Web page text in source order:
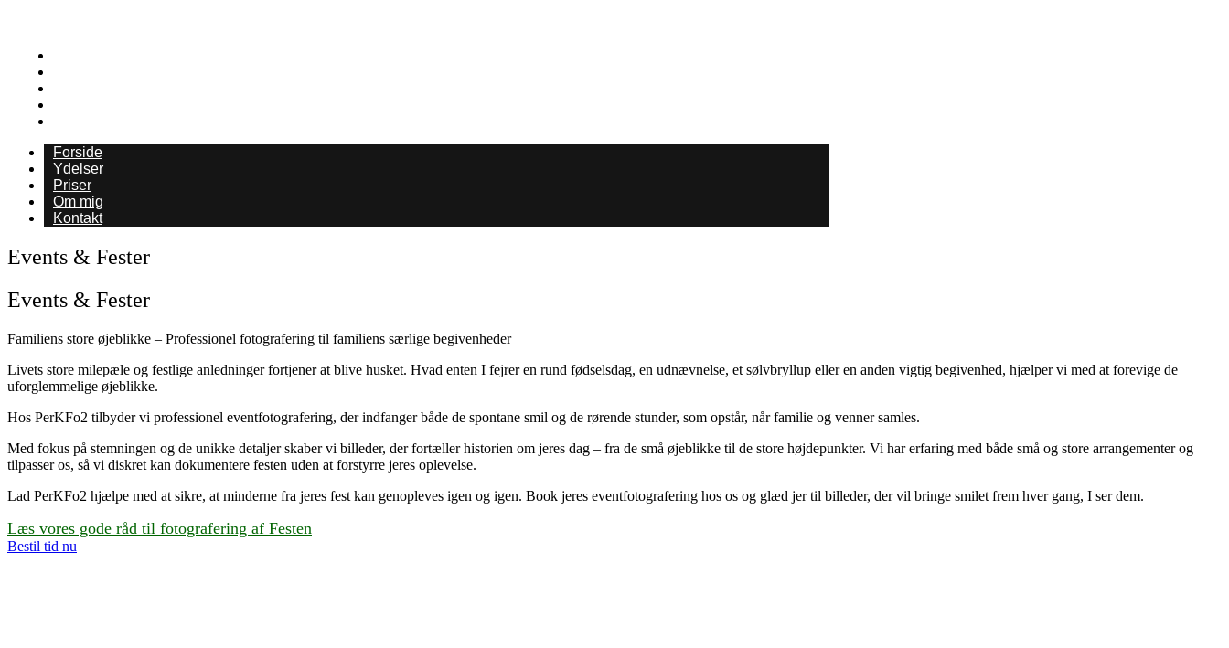
Forside
Ydelser
Priser
Om mig
Kontakt
Events & Fester
Events & Fester
Familiens store øjeblikke – Professionel fotografering til familiens særlige begivenheder
Livets store milepæle og festlige anledninger fortjener at blive husket. Hvad enten I fejrer en rund fødselsdag, en udnævnelse, et sølvbryllup eller en anden vigtig begivenhed, hjælper vi med at forevige de
uforglemmelige øjeblikke.
Hos PerKFo2 tilbyder vi professionel eventfotografering, der indfanger både de spontane smil og de rørende stunder, som opstår, når familie og venner samles.
Med fokus på stemningen og de unikke detaljer skaber vi billeder, der fortæller historien om jeres dag – fra de små øjeblikke til de store højdepunkter. Vi har erfaring med både små og store arrangementer og
tilpasser os, så vi diskret kan dokumentere festen uden at forstyrre jeres oplevelse.
Lad PerKFo2 hjælpe med at sikre, at minderne fra jeres fest kan genopleves igen og igen. Book jeres eventfotografering hos os og glæd jer til billeder, der vil bringe smilet frem hver gang, I ser dem.
Læs vores gode råd til fotografering af Festen
Bestil tid nu